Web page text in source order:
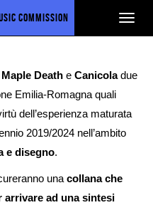
Commission
Maple Death e Canicoladue
Emilia-Romagna quali
dell’esperienza maturata
2019/2024 nell’ambito
e disegno.
una collana che
arrivare ad una sintesi